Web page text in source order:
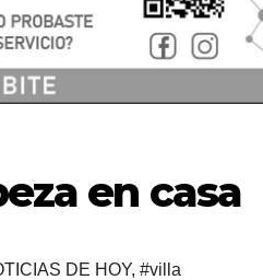
en casa
DE HOY, #villa